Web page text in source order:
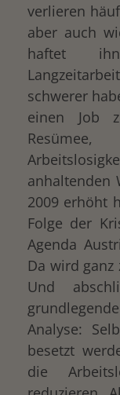
verlieren
aber auch
haftet
schwerer
einen Job
anhaltenden
2009 erhöht
Folge der
Agenda
Da wird
Und
Analyse:
besetzt
die